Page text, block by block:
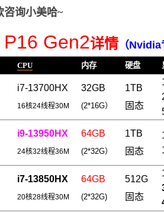
咨询小美哈~
P16 Gen2详情 （Nvidia
CPU 内存 硬盘
i7-13700HX
16核24线程30M
32GB
(2*16G）
1TB
固态
i9-13950HX
24核32线程36M
64GB
(2*32G）
1TB
固态
i7-13850HX
20核28线程30M
64GB
(2*32G)
512G
固态